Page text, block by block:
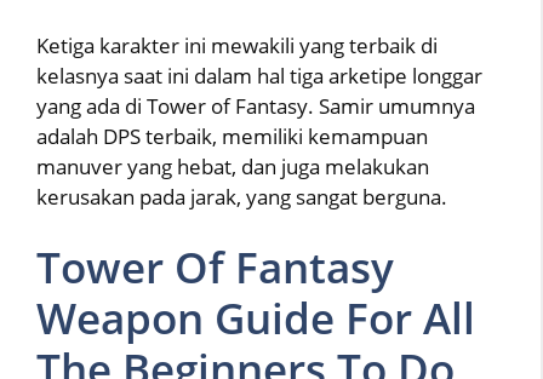
Ketiga karakter ini mewakili yang terbaik di
kelasnya saat ini dalam hal tiga arketipe longgar
yang ada di Tower of Fantasy. Samir umumnya
adalah DPS terbaik, memiliki kemampuan
manuver yang hebat, dan juga melakukan
kerusakan pada jarak, yang sangat berguna.
Tower Of Fantasy
Weapon Guide For All